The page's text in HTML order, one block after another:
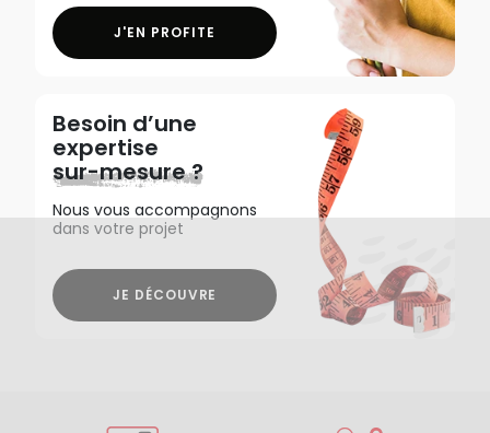
J'EN PROFITE
Besoin d’une
expertise
sur-mesure ?
Nous vous accompagnons
dans votre projet
JE DÉCOUVRE